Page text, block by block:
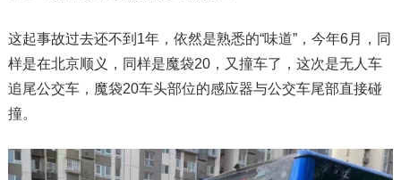
这起事故过去还不到1年，依然是熟悉的“味道”，今年6月，同
样是在北京顺义，同样是魔袋20，又撞车了，这次是无人车
追尾公交车，魔袋20车头部位的感应器与公交车尾部直接碰
撞。